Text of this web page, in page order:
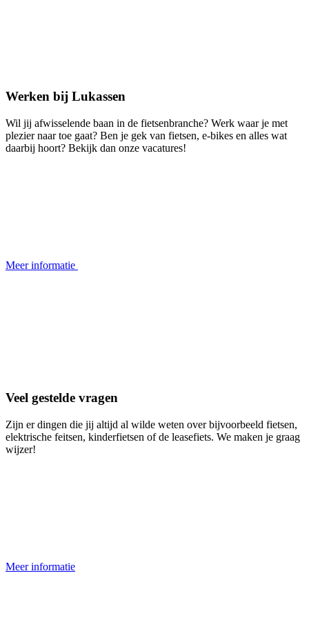
Werken bij Lukassen
​Wil jij afwisselende baan in de fietsenbranche? Werk waar je met
plezier naar toe gaat? Ben je gek van fietsen, e-bikes en alles wat
daarbij hoort? Bekijk dan onze vacatures!
Meer informatie
Veel gestelde vragen
Zijn er dingen die jij altijd al wilde weten over bijvoorbeeld fietsen,
elektrische feitsen, kinderfietsen of de leasefiets. We maken je graag
wijzer!
Meer informatie